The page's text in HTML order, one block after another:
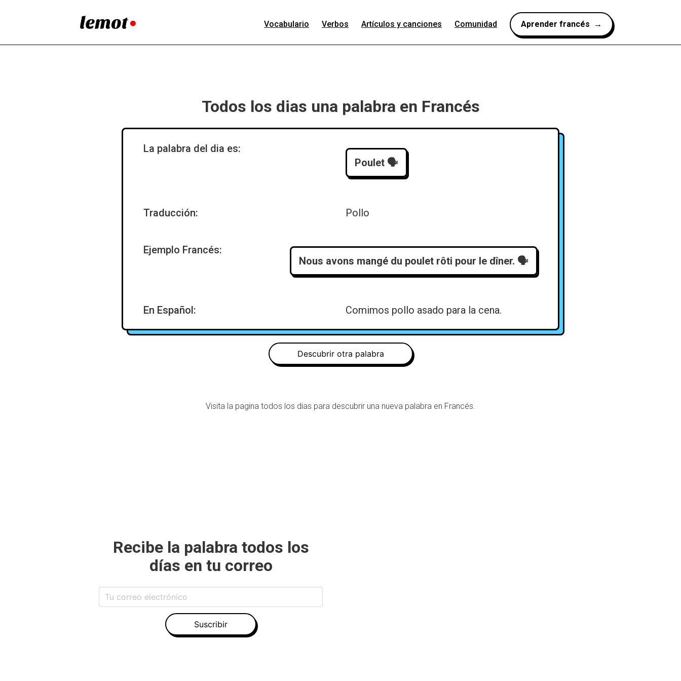
Vocabulario Verbos Artículos y canciones Comunidad Aprender francés →
Todos los dias una palabra en Francés
La palabra del dia es:
Poulet 🗣️
Traducción: Pollo
Ejemplo Francés:
Nous avons mangé du poulet rôti pour le dîner. 🗣️
En Español: Comimos pollo asado para la cena.
Descubrir otra palabra
Visita la pagina todos los dias para descubrir una nueva palabra en Francés.
Recibe la palabra todos los
días en tu correo
Suscribir